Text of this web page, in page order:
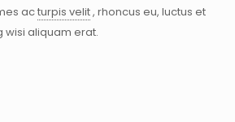
acturpis velit, rhoncus eu, luctus et
aliquam erat.